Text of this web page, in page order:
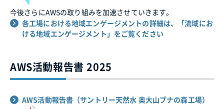
今後さらにAWSの取り組みを加速させていきます。
各工場における地域エンゲージメントの詳細は、「流域にお
ける地域エンゲージメント」をご覧ください
AWS活動報告書 2025
AWS活動報告書（サントリー天然水 奥大山ブナの森工場）